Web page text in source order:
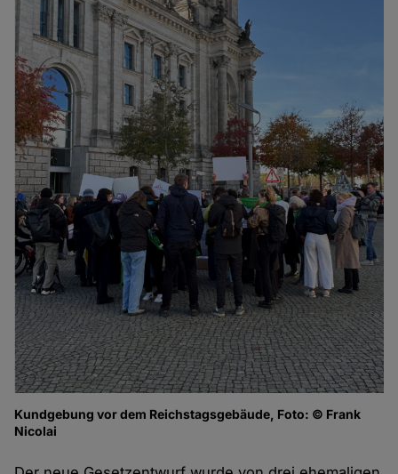
Kundgebung vor dem Reichstagsgebäude, Foto: © Frank
Nicolai